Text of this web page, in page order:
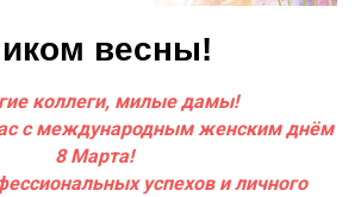
весны!
коллеги, милые дамы!
с международным женским днём
8 Марта!
успехов и личного